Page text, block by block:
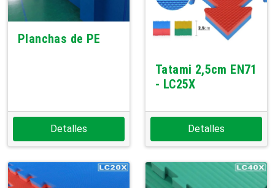
Planchas de PE
Detalles
Tatami 2,5cm EN71
- LC25X
Detalles